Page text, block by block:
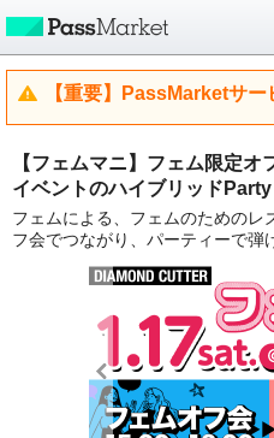
【重要】PassMarketサ
【フェムマニ】フェム限定
イベントのハイブリッドParty
フェムによる、フェムのためのレ
フ会でつながり、パーティーで弾